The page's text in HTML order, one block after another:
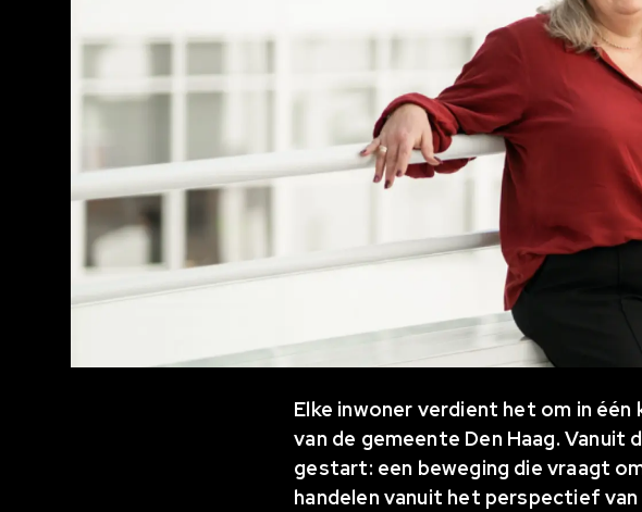
Elke inwoner verdient het om in
van de gemeente Den Haag. Vanuit
gestart: een beweging die vraagt
handelen vanuit het perspectief van